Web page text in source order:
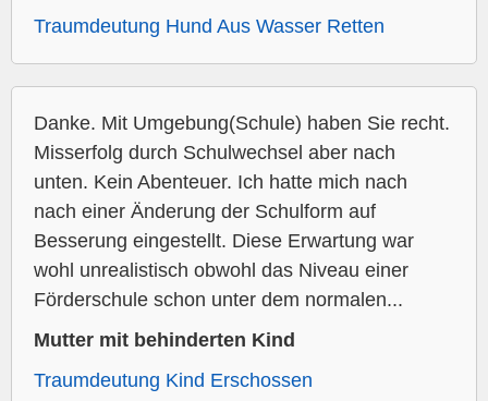
Traumdeutung Hund Aus Wasser Retten
Danke. Mit Umgebung(Schule) haben Sie recht.
Misserfolg durch Schulwechsel aber nach
unten. Kein Abenteuer. Ich hatte mich nach
nach einer Änderung der Schulform auf
Besserung eingestellt. Diese Erwartung war
wohl unrealistisch obwohl das Niveau einer
Förderschule schon unter dem normalen...
Mutter mit behinderten Kind
Traumdeutung Kind Erschossen